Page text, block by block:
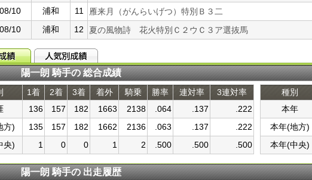
10
浦和 11 雁来月（がんらいげつ）特別Ｂ３二
10
浦和 12 夏の風物詩 花火特別Ｃ２ウＣ３ア選抜馬
朗 騎手の 総合成績
1着 2着 3着 着外 騎乗 勝率 連対率
3連対率
136 157 182 1663 2138 .064 .137
.222
方)
135 157 182 1662 2136 .063 .137
.222
央)
1 0 0 1 2 .500 .500 .500
種別
本年
本年(地方)
本年(中央)
朗 騎手の 出走履歴